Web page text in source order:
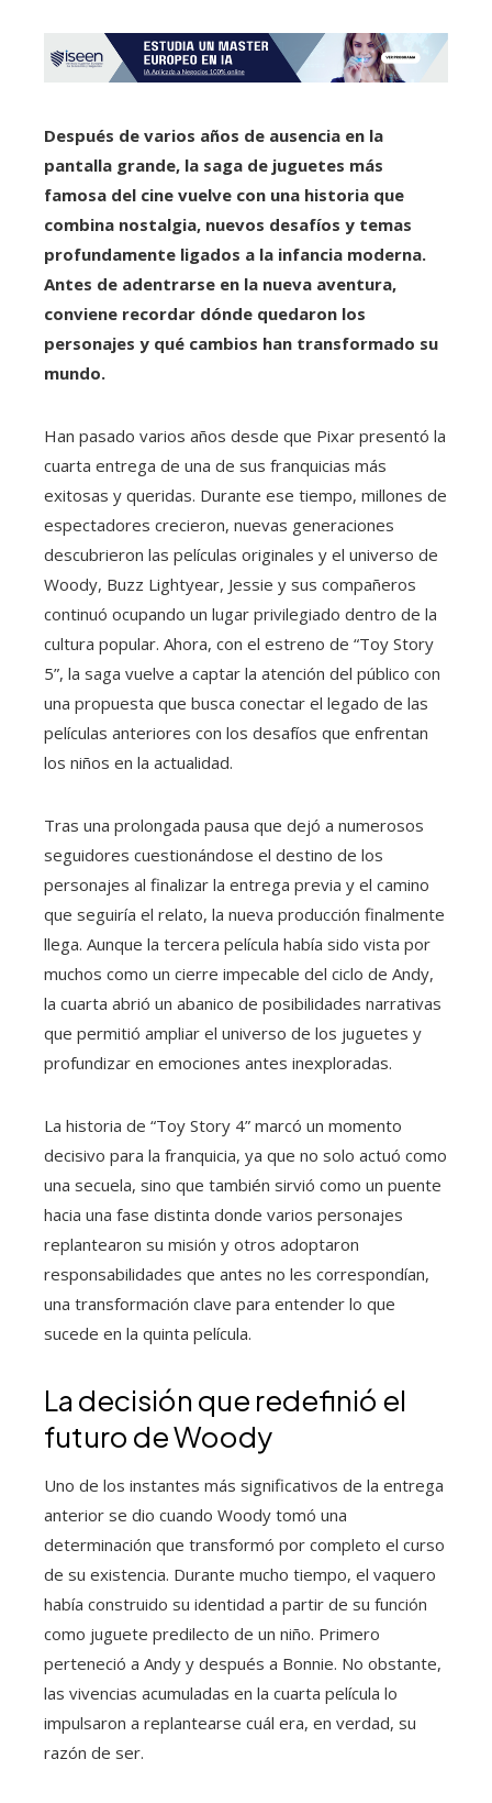
Después de varios años de ausencia en la
pantalla grande, la saga de juguetes más
famosa del cine vuelve con una historia que
combina nostalgia, nuevos desafíos y temas
profundamente ligados a la infancia moderna.
Antes de adentrarse en la nueva aventura,
conviene recordar dónde quedaron los
personajes y qué cambios han transformado su
mundo.
Han pasado varios años desde que Pixar presentó la
cuarta entrega de una de sus franquicias más
exitosas y queridas. Durante ese tiempo, millones de
espectadores crecieron, nuevas generaciones
descubrieron las películas originales y el universo de
Woody, Buzz Lightyear, Jessie y sus compañeros
continuó ocupando un lugar privilegiado dentro de la
cultura popular. Ahora, con el estreno de “Toy Story
5”, la saga vuelve a captar la atención del público con
una propuesta que busca conectar el legado de las
películas anteriores con los desafíos que enfrentan
los niños en la actualidad.
Tras una prolongada pausa que dejó a numerosos
seguidores cuestionándose el destino de los
personajes al finalizar la entrega previa y el camino
que seguiría el relato, la nueva producción finalmente
llega. Aunque la tercera película había sido vista por
muchos como un cierre impecable del ciclo de Andy,
la cuarta abrió un abanico de posibilidades narrativas
que permitió ampliar el universo de los juguetes y
profundizar en emociones antes inexploradas.
La historia de “Toy Story 4” marcó un momento
decisivo para la franquicia, ya que no solo actuó como
una secuela, sino que también sirvió como un puente
hacia una fase distinta donde varios personajes
replantearon su misión y otros adoptaron
responsabilidades que antes no les correspondían,
una transformación clave para entender lo que
sucede en la quinta película.
La decisión que redefinió el
futuro de Woody
Uno de los instantes más significativos de la entrega
anterior se dio cuando Woody tomó una
determinación que transformó por completo el curso
de su existencia. Durante mucho tiempo, el vaquero
había construido su identidad a partir de su función
como juguete predilecto de un niño. Primero
perteneció a Andy y después a Bonnie. No obstante,
las vivencias acumuladas en la cuarta película lo
impulsaron a replantearse cuál era, en verdad, su
razón de ser.